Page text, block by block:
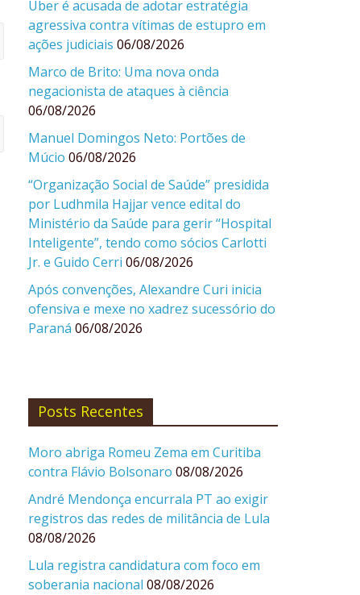
Uber é acusada de adotar estratégia
agressiva contra vítimas de estupro em
ações judiciais 06/08/2026
Marco de Brito: Uma nova onda
negacionista de ataques à ciência
06/08/2026
Manuel Domingos Neto: Portões de
Múcio 06/08/2026
“Organização Social de Saúde” presidida
por Ludhmila Hajjar vence edital do
Ministério da Saúde para gerir “Hospital
Inteligente”, tendo como sócios Carlotti
Jr. e Guido Cerri 06/08/2026
Após convenções, Alexandre Curi inicia
ofensiva e mexe no xadrez sucessório do
Paraná 06/08/2026
Posts Recentes
Moro abriga Romeu Zema em Curitiba
contra Flávio Bolsonaro 08/08/2026
André Mendonça encurrala PT ao exigir
registros das redes de militância de Lula
08/08/2026
Lula registra candidatura com foco em
soberania nacional 08/08/2026